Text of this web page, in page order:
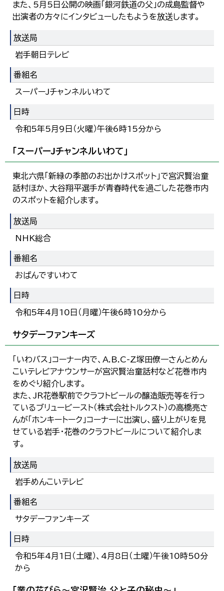
また、5月5日公開の映画「銀河鉄道の父」の成島監督や
出演者の方々にインタビューしたもようを放送します。
放送局
岩手朝日テレビ
番組名
スーパーJチャンネルいわて
日時
令和5年5月9日（火曜）午後6時15分から
「スーパーJチャンネルいわて」
東北六県「新緑の季節のお出かけスポット」で宮沢賢治童
話村ほか、大谷翔平選手が青春時代を過ごした花巻市内
のスポットを紹介します。
放送局
NHK総合
番組名
おばんですいわて
日時
令和5年4月10日（月曜）午後6時10分から
サタデーファンキーズ
「いわバス」コーナー内で、A.B.C-Z塚田僚一さんとめん
こいテレビアナウンサーが宮沢賢治童話村など花巻市内
をめぐり紹介します。
また、JR花巻駅前でクラフトビールの醸造販売等を行っ
ているブリュービースト（株式会社トルクスト）の高橋亮さ
んが「ホンキートーク」コーナーに出演し、盛り上がりを見
せている岩手・花巻のクラフトビールについて紹介しま
す。
放送局
岩手めんこいテレビ
番組名
サタデーファンキーズ
日時
令和5年4月1日（土曜）、4月8日（土曜）午後10時50分
から